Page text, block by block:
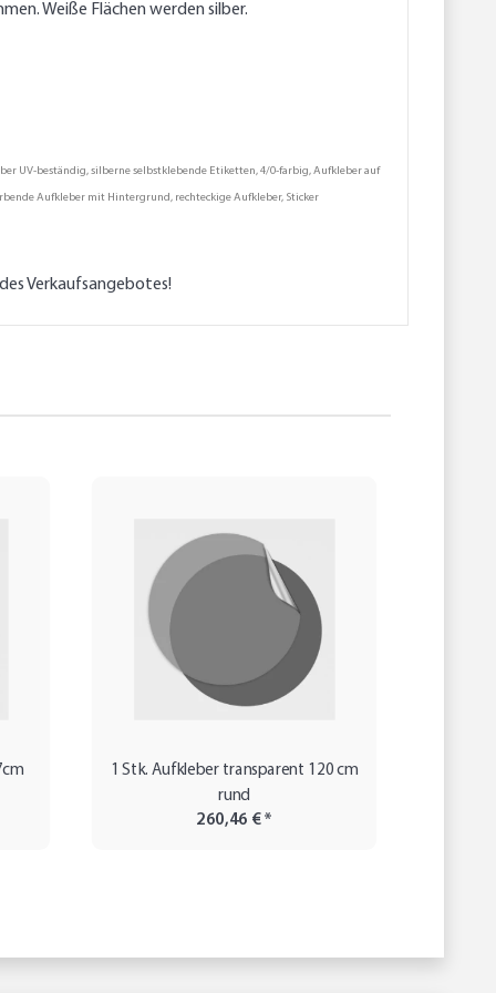
Weiße Flächen werden silber.
UV-beständig, silberne selbstklebende Etiketten, 4/0-farbig, Aufkleber auf
Aufkleber mit Hintergrund, rechteckige Aufkleber, Sticker
Verkaufsangebotes!
1 Stk. Aufkleber transparent 120 cm
rund
260,46 €*